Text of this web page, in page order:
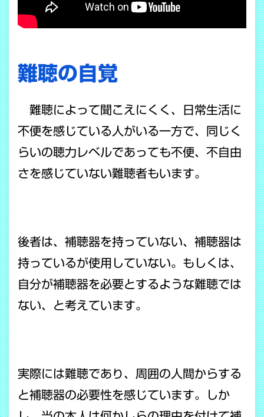
難聴の自覚
難聴によって聞こえにくく、日常生活に
不便を感じている人がいる一方で、同じく
らいの聴力レベルであっても不便、不自由
さを感じていない難聴者もいます。
後者は、補聴器を持っていない、補聴器は
持っているが使用していない。もしくは、
自分が補聴器を必要とするような難聴では
ない、と考えています。
実際には難聴であり、周囲の人間からする
と補聴器の必要性を感じています。しか